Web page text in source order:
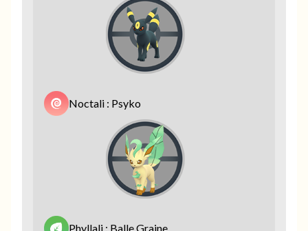
Noctali : Psyko
Phyllali : Balle Graine